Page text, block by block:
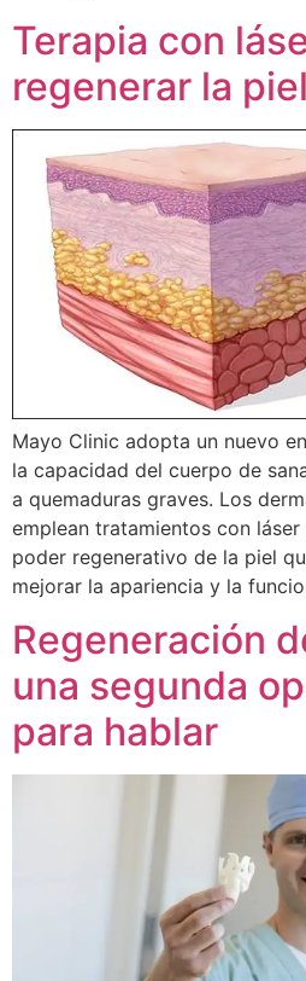
Terapia con
regenerar la piel
Mayo Clinic adopta un nuevo
la capacidad del cuerpo de
a quemaduras graves. Los
emplean tratamientos con
poder regenerativo de la piel
mejorar la apariencia y la
Regeneración
una segunda
para hablar